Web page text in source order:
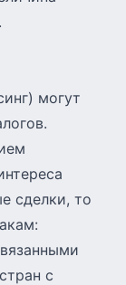
могут
сделки, то
с